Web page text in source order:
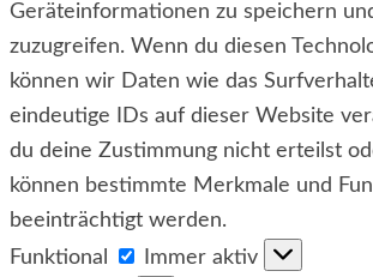
Geräteinformationen zu speichern
zuzugreifen. Wenn du diesen
können wir Daten wie das
eindeutige IDs auf dieser Website
du deine Zustimmung nicht erteilst
können bestimmte Merkmale und
beeinträchtigt werden.
Funktional
Funktional
Immer aktiv